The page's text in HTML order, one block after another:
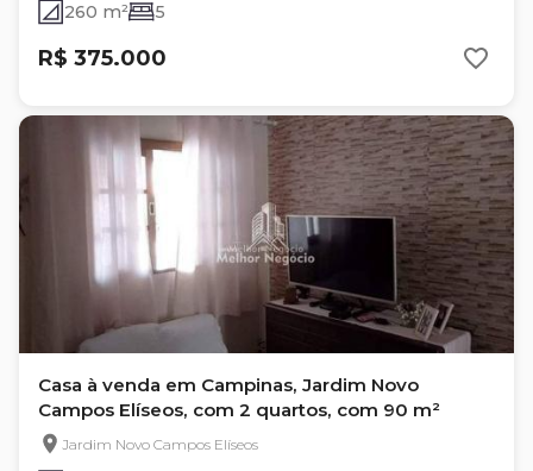
260 m² 5
R$ 375.000
Casa à venda em Campinas, Jardim Novo
Campos Elíseos, com 2 quartos, com 90 m²
Jardim Novo Campos Elíseos